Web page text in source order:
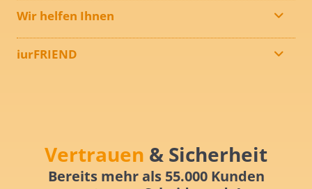
Wir helfen Ihnen
iurFRIEND
Vertrauen & Sicherheit
Bereits mehr als 55.000 Kunden